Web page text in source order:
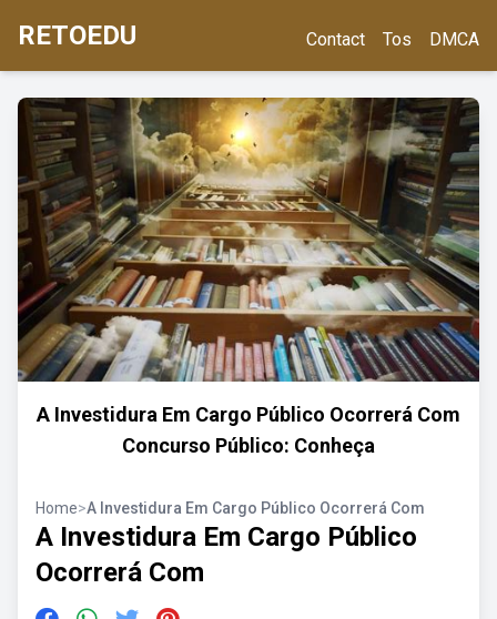
RETOEDU Contact Tos DMCA
A Investidura Em Cargo Público Ocorrerá Com
Concurso Público: Conheça
Home>A Investidura Em Cargo Público Ocorrerá Com
A Investidura Em Cargo Público
Ocorrerá Com